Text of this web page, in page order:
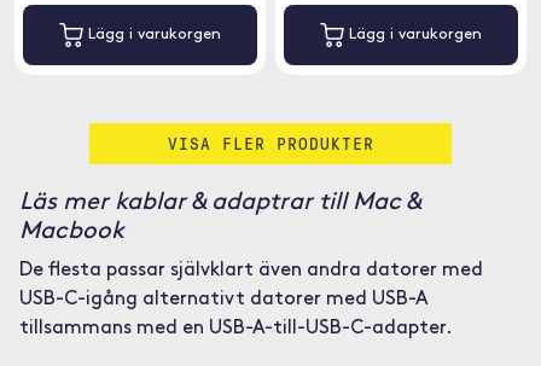
Lägg i varukorgen Lägg i varukorgen
VISA FLER PRODUKTER
Läs mer kablar & adaptrar till Mac &
Macbook
De flesta passar självklart även andra datorer med
USB-C-igång alternativt datorer med USB-A
tillsammans med en USB-A-till-USB-C-adapter.